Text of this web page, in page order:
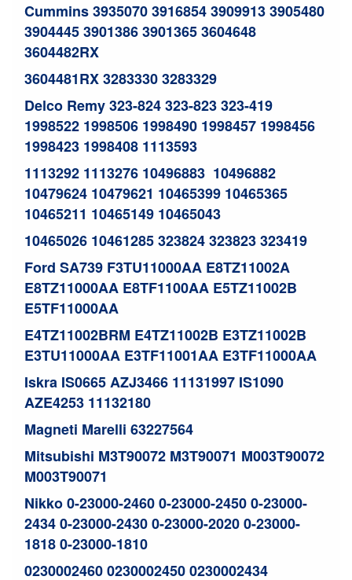
Cummins 3935070 3916854 3909913 3905480
3904445 3901386 3901365 3604648
3604482RX
3604481RX 3283330 3283329
Delco Remy 323-824 323-823 323-419
1998522 1998506 1998490 1998457 1998456
1998423 1998408 1113593
1113292 1113276 10496883 10496882
10479624 10479621 10465399 10465365
10465211 10465149 10465043
10465026 10461285 323824 323823 323419
Ford SA739 F3TU11000AA E8TZ11002A
E8TZ11000AA E8TF1100AA E5TZ11002B
E5TF11000AA
E4TZ11002BRM E4TZ11002B E3TZ11002B
E3TU11000AA E3TF11001AA E3TF11000AA
Iskra IS0665 AZJ3466 11131997 IS1090
AZE4253 11132180
Magneti Marelli 63227564
Mitsubishi M3T90072 M3T90071 M003T90072
M003T90071
Nikko 0-23000-2460 0-23000-2450 0-23000-
2434 0-23000-2430 0-23000-2020 0-23000-
1818 0-23000-1810
0230002460 0230002450 0230002434